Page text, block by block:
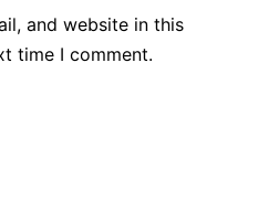
and website in this
time I comment.